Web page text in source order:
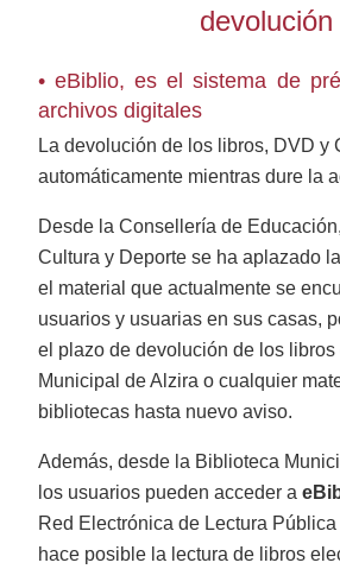
devolución
• eBiblio, es el sistema de
archivos digitales
La devolución de los libros, DVD y
automáticamente mientras dure la
Desde la Consellería de
Cultura y Deporte se ha aplazado
el material que actualmente se
usuarios y usuarias en sus casas,
el plazo de devolución de los
Municipal de Alzira o cualquier
bibliotecas hasta nuevo aviso.
Además, desde la Biblioteca
los usuarios pueden acceder a
Red Electrónica de Lectura
hace posible la lectura de libros